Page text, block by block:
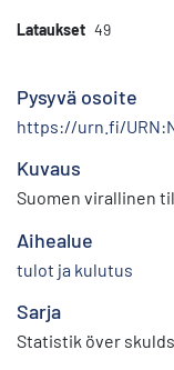
Lataukset 49
Pysyvä osoite
https://urn.fi/
Kuvaus
Suomen virallinen
Aihealue
tulot ja kulutus
Sarja
Statistik över